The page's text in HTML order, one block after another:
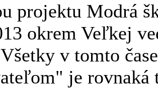
projektu Modrá
okrem Veľkej
v tomto
je